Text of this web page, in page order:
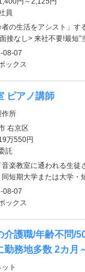
員
者の生活をアシスト」
接なし> 来社不要!最短”
08-07
ックス
ピアノ講師
作所
右京区
万550円
託
音楽教室に通われる生
短期大学または大学・
08-07
ックス
介護職/年齢不問/
勤務地多数 2カ月
ト